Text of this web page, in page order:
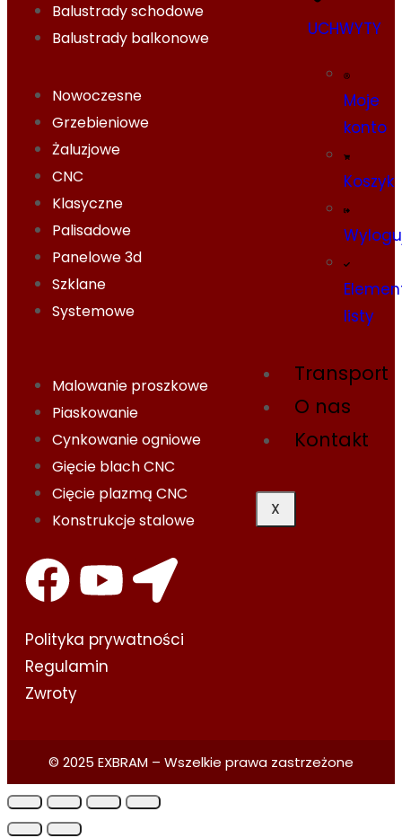
UCHWYTY
Moje
konto
Koszyk
listy
Transport
O nas
Kontakt
X
Nowoczesne
Grzebieniowe
Żaluzjowe
CNC
Klasyczne
Palisadowe
Panelowe 3d
Szklane
Systemowe
Balustrady schodowe
Balustrady balkonowe
Malowanie proszkowe
Piaskowanie
Cynkowanie ogniowe
Gięcie blach CNC
Cięcie plazmą CNC
Konstrukcje stalowe
Polityka prywatności​
Regulamin
Zwroty
© 2025 EXBRAM – Wszelkie prawa zastrzeżone